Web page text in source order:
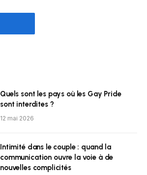
Quels sont les pays où les Gay Pride
sont interdites ?
12 mai 2026
Intimité dans le couple : quand la
communication ouvre la voie à de
nouvelles complicités